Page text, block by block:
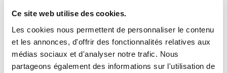
Ce site web utilise des cookies.
Les cookies nous permettent de personnaliser le contenu
et les annonces, d'offrir des fonctionnalités relatives aux
médias sociaux et d'analyser notre trafic. Nous
partageons également des informations sur l'utilisation de
présentations et échanges avec 1-2 alumni du cours
qui ont poursuivi leur carrière dans le domaine de
l’épigénétique.
La plupart des séminaires de ce cours sont
ouverts à tout l'Institut Curie sans inscription